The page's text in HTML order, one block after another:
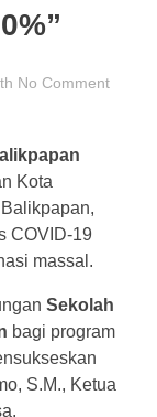
No Comment
Kota
COVID-19
massal.
Sekolah
bagi program
S.M., Ketua